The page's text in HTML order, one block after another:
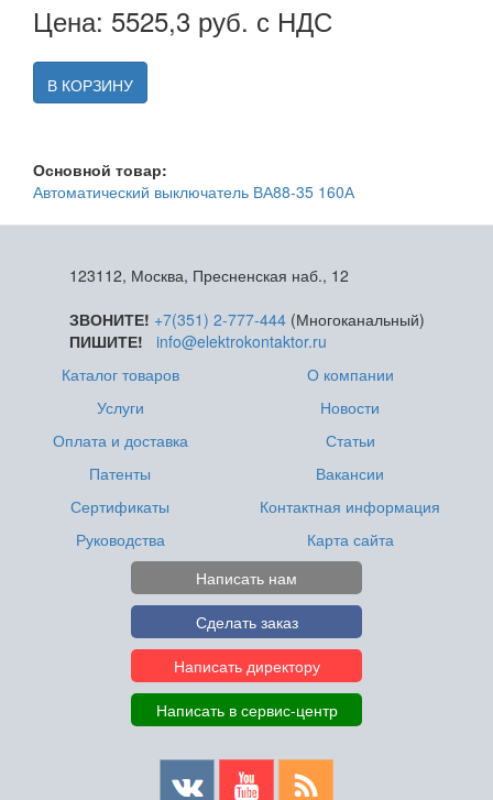
Цена: 5525,3 руб. с НДС
В КОРЗИНУ
Основной товар:
Автоматический выключатель ВА88-35 160А
123112, Москва, Пресненская наб., 12
ЗВОНИТЕ! +7(351) 2-777-444(Многоканальный)
ПИШИТЕ!
info@elektrokontaktor.ru
Каталог товаров
Услуги
Оплата и доставка
Патенты
Сертификаты
Руководства
О компании
Новости
Статьи
Вакансии
Контактная информация
Карта сайта
Написать нам
Сделать заказ
Написать директору
Написать в сервис-центр